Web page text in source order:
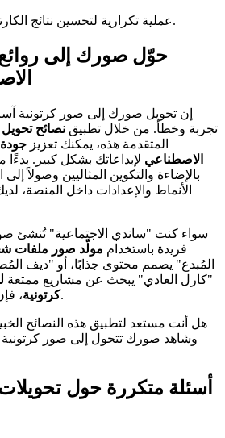
حوّل صورك إلى روائع
إن تحويل صورك إلى صور كرتونية
تجربة وخطأ. من خلال تطبيق نصائح
المتقدمة هذه، يمكنك تعزيز جودة
الاصطناعي لإبداعاتك بشكل كبير.
بالإضاءة والتكوين المثاليين وصولاً إلى
الأنماط والإعدادات داخل المنصة،
سواء كنت "ساندي الاجتماعية" تُنشئ
فريدة باستخدام مولّد صور ملفات
المُبدع" يصمم محتوى جذابًا، أو "ديف
"كارل العادي" يبحث عن مشاريع ممتعة
كرتونية، فإن هذه الإرشادات ستمكّنك.
هل أنت مستعد لتطبيق هذه النصائح
وشاهد صورك تتحول إلى صور كرتونية
أسئلة متكررة حول تحويلات